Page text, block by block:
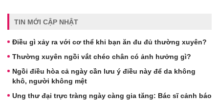
TIN MỚI CẬP NHẬT
Điều gì xảy ra với cơ thể khi bạn ăn đu đủ thường xuyên?
Thường xuyên ngồi vắt chéo chân có ảnh hưởng gì?
Ngồi điều hòa cả ngày cần lưu ý điều này để da không
khô, người không mệt
Ung thư đại trực tràng ngày càng gia tăng: Bác sĩ cảnh báo